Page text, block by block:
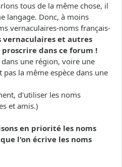
tous de la même chose, il
langage. Donc, à moins
vernaculaires-noms français-
vernaculaires et autres
dans ce forum !
une région, voire une
la même espèce dans une
d'utiliser les noms
et amis.)
en priorité les noms
l'on écrive les noms